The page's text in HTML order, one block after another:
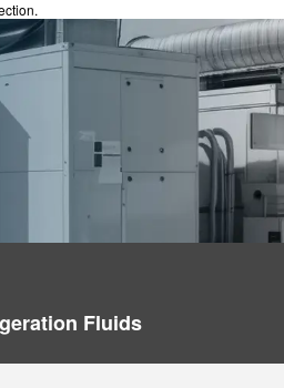
Fluids